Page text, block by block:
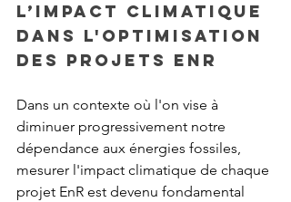
l’impact climatique
dans l'optimisation
des projets EnR
Dans un contexte où l'on vise à
diminuer progressivement notre
dépendance aux énergies fossiles,
mesurer l'impact climatique de chaque
projet EnR est devenu fondamental